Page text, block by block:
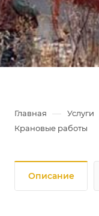
Главная — Услуги
Крановые работы
Описание